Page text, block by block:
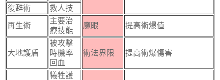
復甦術
救人技
再生術
主要治
療技能
魔眼 提高術爆值
大地護盾
被攻擊
時機率
回血
術法界限 提高術爆傷害
犧牲護